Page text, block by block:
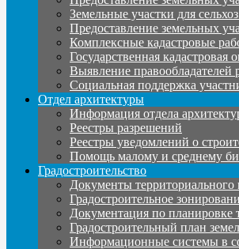
Земельные участки для
Предоставление земельных
Комплексные кадастровые
Государственная кадастровая
Выявление правообладателей
Социальная поддержка
Отдел архитектуры
Информация отдела
Реестры разрешений
Реестры уведомлений о
Помощь малому и среднему
Градостроительство
Документы территориального
Градостроительное
Документация по планировке
Градостроительный план
Информационные системы в